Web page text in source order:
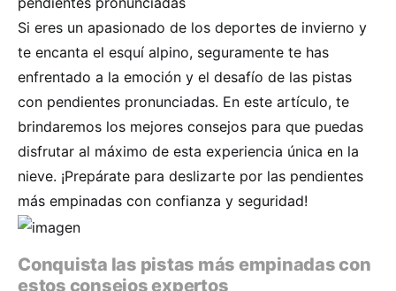
Si eres un apasionado de los deportes de invierno y
te encanta el esquí alpino, seguramente te has
enfrentado a la emoción y el desafío de las pistas
con pendientes pronunciadas. En este artículo, te
brindaremos los mejores consejos para que puedas
disfrutar al máximo de esta experiencia única en la
nieve. ¡Prepárate para deslizarte por las pendientes
más empinadas con confianza y seguridad!
Conquista las pistas más empinadas con
estos consejos expertos